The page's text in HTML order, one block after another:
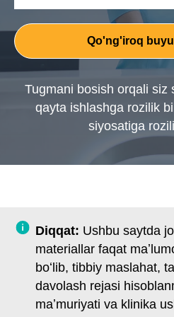
Qo'ng'iroq
Tugmani bosish orqali siz
qayta ishlashga rozilik
siyosatiga
Diqqat: Ushbu saytda
materiallar faqat
boʻlib, tibbiy maslahat,
davolash rejasi
maʼmuriyati va klinika